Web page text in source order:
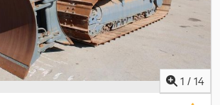
1 / 14